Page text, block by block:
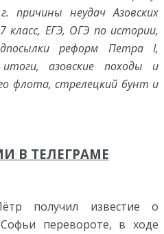
причины неудач Азовских
класс, ЕГЭ, ОГЭ по истории,
реформ Петра I,
азовские походы и
флота, стрелецкий бунт и
В ТЕЛЕГРАМЕ
получил известие о
перевороте, в ходе